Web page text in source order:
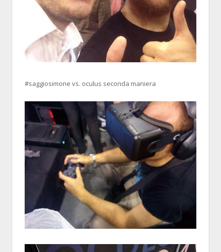
#saggiosimone vs. oculus seconda maniera